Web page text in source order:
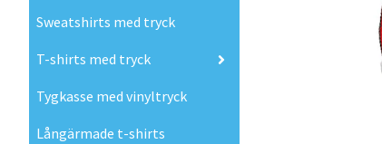
Sweatshirts med tryck
T-shirts med tryck
Tygkasse med vinyltryck
Långärmade t-shirts